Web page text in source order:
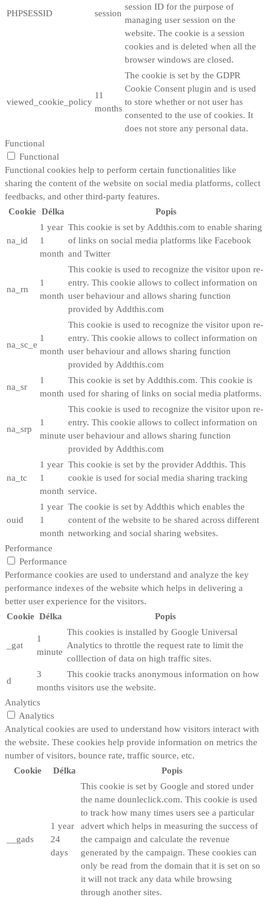
PHPSESSID session
session ID for the purpose of
managing user session on the
website. The cookie is a session
cookies and is deleted when all the
browser windows are closed.
viewed_cookie_policy
11
months
The cookie is set by the GDPR
Cookie Consent plugin and is used
to store whether or not user has
consented to the use of cookies. It
does not store any personal data.
Functional
Functional
Functional cookies help to perform certain functionalities like
sharing the content of the website on social media platforms, collect
feedbacks, and other third-party features.
Cookie Délka Popis
na_id
1 year
1
month
This cookie is set by Addthis.com to enable sharing
of links on social media platforms like Facebook
and Twitter
na_rn
1
month
This cookie is used to recognize the visitor upon re-
entry. This cookie allows to collect information on
user behaviour and allows sharing function
provided by Addthis.com
na_sc_e
1
month
This cookie is used to recognize the visitor upon re-
entry. This cookie allows to collect information on
user behaviour and allows sharing function
provided by Addthis.com
na_sr
1
month
This cookie is set by Addthis.com. This cookie is
used for sharing of links on social media platforms.
na_srp
1
minute
This cookie is used to recognize the visitor upon re-
entry. This cookie allows to collect information on
user behaviour and allows sharing function
provided by Addthis.com
na_tc
1 year
1
month
This cookie is set by the provider Addthis. This
cookie is used for social media sharing tracking
service.
ouid
1 year
1
month
The cookie is set by Addthis which enables the
content of the website to be shared across different
networking and social sharing websites.
Performance
Performance
Performance cookies are used to understand and analyze the key
performance indexes of the website which helps in delivering a
better user experience for the visitors.
Cookie Délka Popis
_gat
1
minute
This cookies is installed by Google Universal
Analytics to throttle the request rate to limit the
colllection of data on high traffic sites.
d
3
months
This cookie tracks anonymous information on how
visitors use the website.
Analytics
Analytics
Analytical cookies are used to understand how visitors interact with
the website. These cookies help provide information on metrics the
number of visitors, bounce rate, traffic source, etc.
Cookie
Délka Popis
__gads
1 year
24
days
This cookie is set by Google and stored under
the name dounleclick.com. This cookie is used
to track how many times users see a particular
advert which helps in measuring the success of
the campaign and calculate the revenue
generated by the campaign. These cookies can
only be read from the domain that it is set on so
it will not track any data while browsing
through another sites.